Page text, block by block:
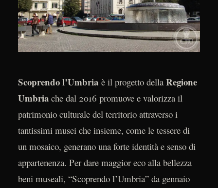
Scoprendo l’Umbriaè il progetto della Regione
Umbriache dal 2016 promuove e valorizza il
patrimonio culturale del territorio attraverso i
tantissimi musei che insieme, come le tessere di
un mosaico, generano una forte identità e senso di
appartenenza. Per dare maggior eco alla bellezza
beni museali, “Scoprendo l’Umbria” da gennaio